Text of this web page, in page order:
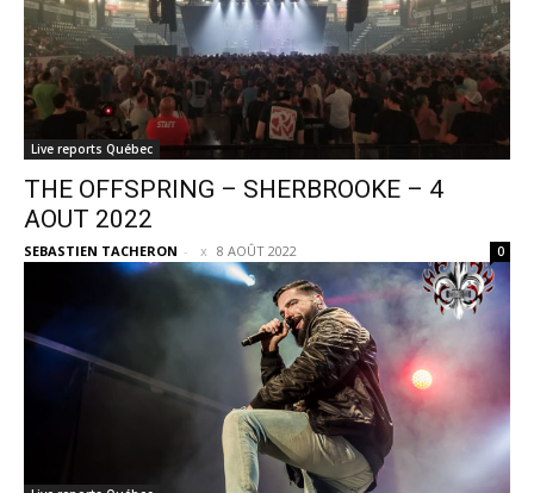
Live reports Québec
THE OFFSPRING – SHERBROOKE – 4
AOUT 2022
SEBASTIEN TACHERON - 8 AOÛT 2022 0